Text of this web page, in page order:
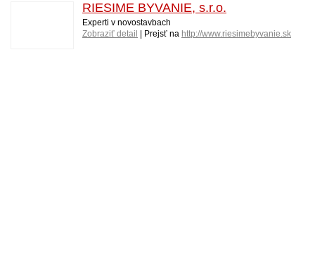
RIESIME BYVANIE, s.r.o.
Experti v novostavbach
Zobraziť detail
| Prejsť na http://www.riesimebyvanie.sk